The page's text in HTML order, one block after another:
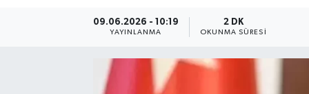
09.06.2026 - 10:19
YAYINLANMA
2 DK
OKUNMA SÜRESI
Resmi Reklam